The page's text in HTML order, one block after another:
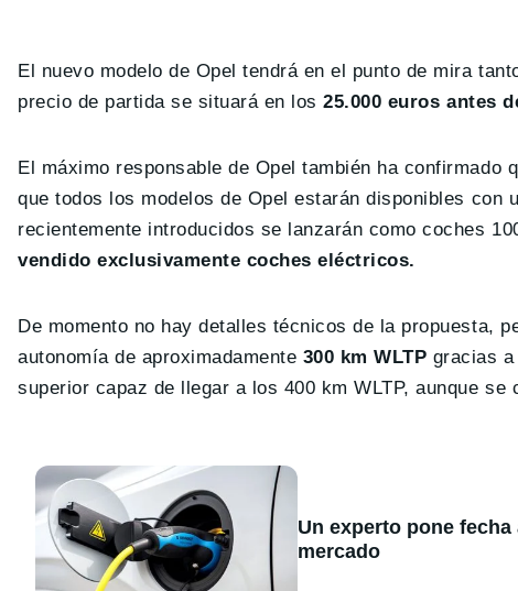
El nuevo modelo de Opel tendrá en el punto de mira
precio de partida se situará en los 25.000 euros antes
El máximo responsable de Opel también ha
que todos los modelos de Opel estarán disponibles
recientemente introducidos se lanzarán como coches
vendido exclusivamente coches eléctricos.
De momento no hay detalles técnicos de la propuesta,
autonomía de aproximadamente 300 km WLTP gracias
superior capaz de llegar a los 400 km WLTP, aunque
Un experto pone
mercado